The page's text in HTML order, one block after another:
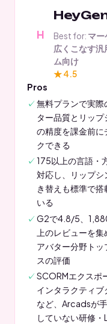
Best for: マー
広くこなす
ム向け
★ 4.5
Pros
無料プランで実際
ター品質とリップ
の精度を課金前に
クできる
175以上の言語・
対応し、リップシ
き替えも標準で搭
いる
G2で4.8/5、
上のレビューを集
アバター分野トッ
スの評価
SCORMエクスポ
インタラクティブ
など、Arcadsが
していない研修・